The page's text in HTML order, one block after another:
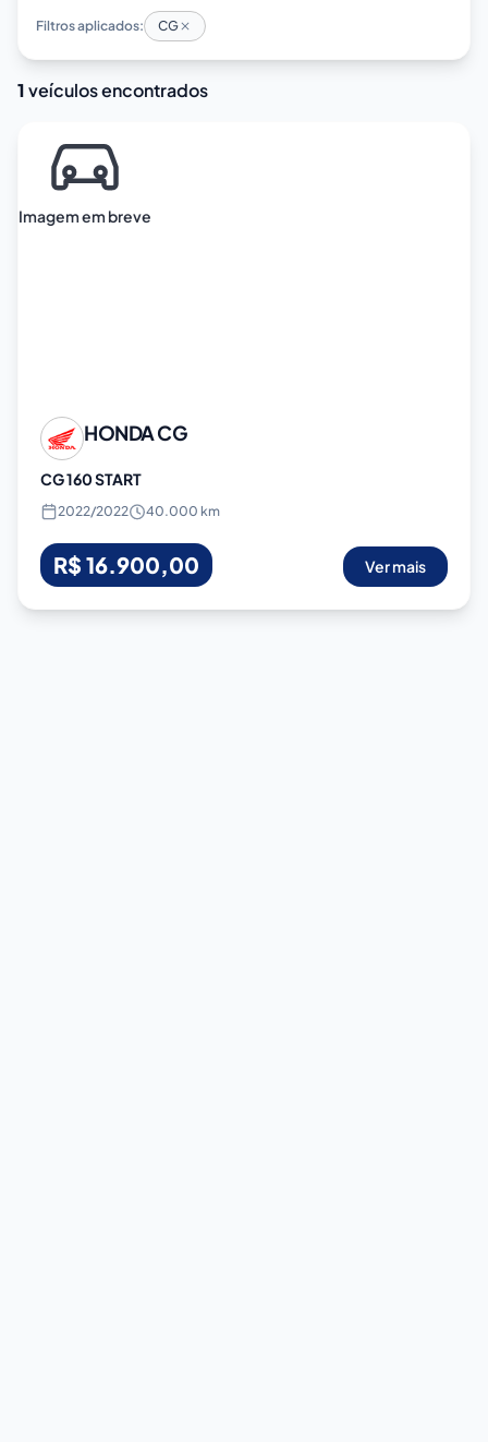
Filtros aplicados: CG
1veículos encontrados
Imagem em breve
HONDACG
CG 160 START
2022/2022 40.000 km
R$ 16.900,00 Ver mais